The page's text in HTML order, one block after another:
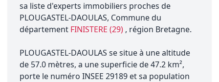
sa liste d'experts immobiliers proches de
PLOUGASTEL-DAOULAS, Commune du
département FINISTERE (29) , région Bretagne.
PLOUGASTEL-DAOULAS se situe à une altitude
de 57.0 mètres, a une superficie de 47.2 km²,
porte le numéro INSEE 29189 et sa population